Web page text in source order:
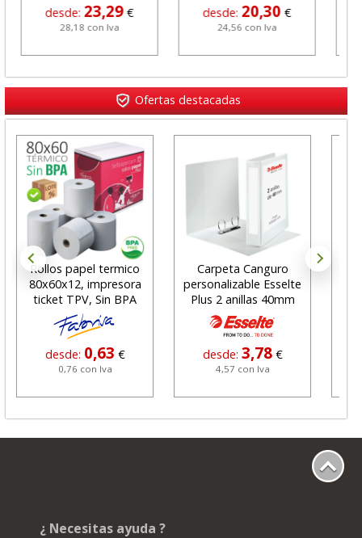
desde:23,29 €
28,18 con Iva
desde:20,30 €
24,56 con Iva
Ofertas destacadas
Rollos papel termico
80x60x12, impresora
ticket TPV, Sin BPA
desde: 0,63 €
0,76 con Iva
Carpeta Canguro
personalizable Esselte
Plus 2 anillas 40mm
desde: 3,78 €
4,57 con Iva
¿ Necesitas ayuda ?